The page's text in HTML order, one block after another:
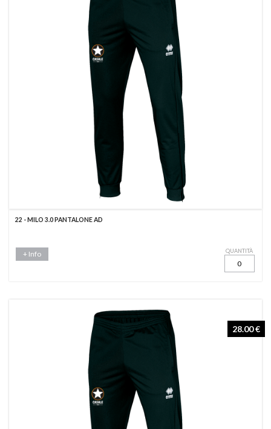
22 - MILO 3.0 PANTALONE AD
+ Info QUANTITÀ
28.00 €